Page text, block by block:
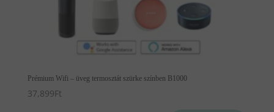
Prémium Wifi – üveg termosztát szürke színben B1000
37,899Ft